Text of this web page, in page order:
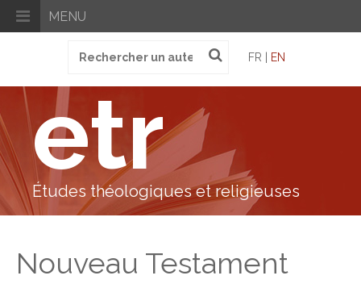
MENU
pour
FR | EN
etr
Études théologiques et religieuses
Nouveau Testament